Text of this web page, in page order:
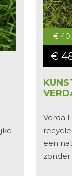
€
€
Verda
een